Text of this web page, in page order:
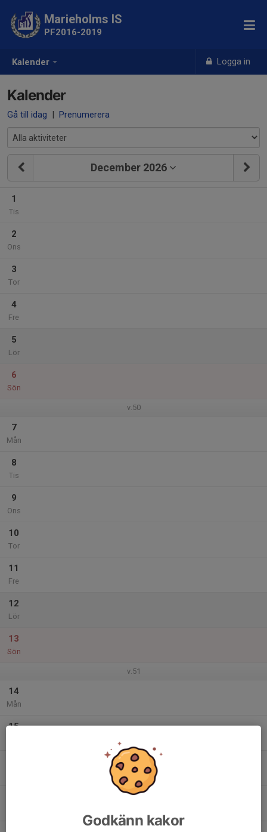
Kalender Logga in
Marieholms IS
PF2016-2019
Kalender
Gå till idag | Prenumerera
December 2026
1
Tis
2
Ons
3
Tor
4
Fre
5
Lör
6
Sön
v.50
7
Mån
8
Tis
9
Ons
10
Tor
11
Fre
12
Lör
13
Sön
v.51
14
Mån
15
Godkänn kakor